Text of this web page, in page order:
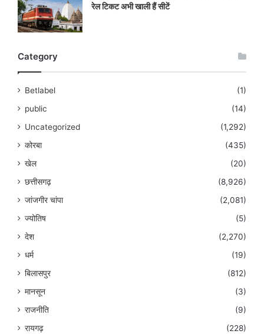
रेल टिकट अभी खाली हैं सीटें
Category
Betlabel
(1)
public
(14)
Uncategorized
(1,292)
कोरबा
(435)
खेल
(20)
छत्तीसगढ़
(8,926)
जांजगीर चांपा
(2,081)
ज्योतिष
(5)
देश
(2,270)
धर्म
(19)
बिलासपुर
(812)
मानसून
(3)
राजनीति
(9)
रायगढ़
(228)